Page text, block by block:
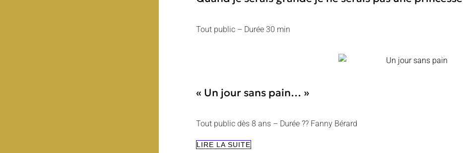
Tout public – Durée 30 min
« Un jour sans pain… »
Tout public dès 8 ans – Durée ?? Fanny Bérard
LIRE LA SUITE« UN